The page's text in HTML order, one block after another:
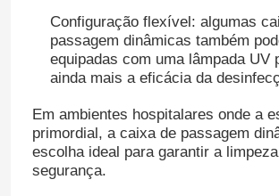
Luz cirúrgica do diodo emissor de luz
Sala de Operações Cirúrgicas
Bloco Operatório do Hospital
Porta farmacêutica do quarto
Configuração flexível: algumas
passagem dinâmicas também
equipadas com uma lâmpada UV
ainda mais a eficácia da
Em ambientes hospitalares onde a
primordial, a caixa de passagem
escolha ideal para garantir a
segurança.